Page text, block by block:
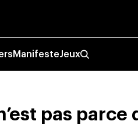
ManifesteJeux
pas